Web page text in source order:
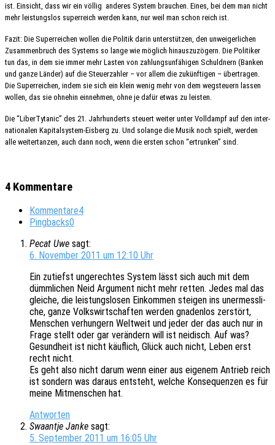
ist. Einsicht, dass wir ein völlig ande­res System brau­chen. Eines, bei dem man nicht
mehr leis­tungs­los super­reich werden kann, nur weil man schon reich ist.
Fazit: Die Super­rei­chen wollen die Poli­tik darin unter­stüt­zen, den unwei­ger­li­chen
Zusam­men­bruch des Systems so lange wie möglich hinaus­zu­zö­gern. Die Poli­ti­ker
tun das, in dem sie immer mehr Lasten von zahlungs­un­fä­hi­gen Schuld­nern (Banken
und ganze Länder) auf die Steu­er­zah­ler – vor allem die zukünf­ti­gen – über­tra­gen.
Die Super­rei­chen, indem sie sich ein klein wenig mehr von dem wegsteu­ern lassen
wollen, das sie ohne­hin einneh­men, ohne je dafür etwas zu leisten.
Die “Liber­Ty­ta­nic” des 21. Jahr­hun­derts steu­ert weiter unter Voll­dampf auf den inter­
na­tio­na­len Kapi­tal­sys­tem-Eisberg zu. Und solan­ge die Musik noch spielt, werden
alle weiter­tan­zen, auch dann noch, wenn die ersten schon “ertrun­ken” sind.
4 Kommentare
Kommentare4
Pingbacks0
Pecat Uwe sagt:
6. November 2011 um 12:10 Uhr
Ein zutiefst unge­rech­tes System lässt sich auch mit dem
dümm­li­chen Neid Argu­ment nicht mehr retten. Jedes mal das
glei­che, die leis­tungs­lo­sen Einkom­men stei­gen ins uner­mess­li­
che, ganze Volks­wirt­schaf­ten werden gnaden­los zerstört,
Menschen verhun­gern Welt­weit und jeder der das auch nur in
Frage stellt oder gar verän­dern will ist neidisch. Auf was?
Gesund­heit ist nicht käuf­lich, Glück auch nicht, Leben erst
recht nicht.
Es geht also nicht darum wenn einer aus eige­nem Antrieb reich
ist sondern was daraus entsteht, welche Konse­quen­zen es für
meine Mitmen­schen hat.
Antworten
Swaantje Janke sagt:
5. September 2011 um 16:05 Uhr